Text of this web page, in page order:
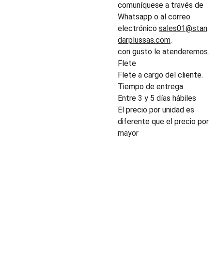
comuníquese a través de
Whatsapp o al correo
electrónico sales01@stan
darplussas.com.
con gusto le atenderemos.
Flete
Flete a cargo del cliente.
Tiempo de entrega
Entre 3 y 5 días hábiles
El precio por unidad es
diferente que el precio por
mayor